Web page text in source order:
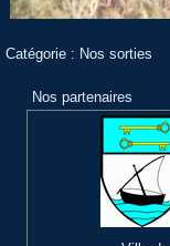
Catégorie : Nos sorties
Nos partenaires